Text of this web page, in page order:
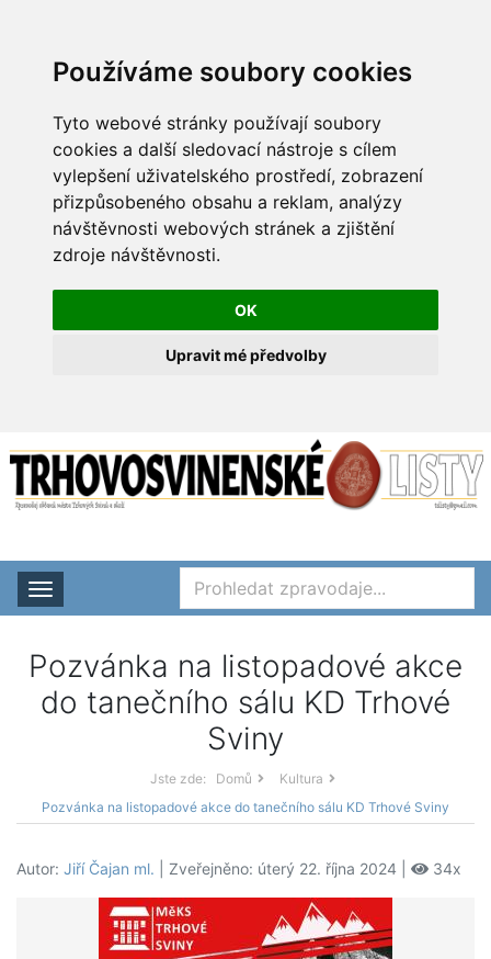
Používáme soubory cookies
Tyto webové stránky používají soubory
cookies a další sledovací nástroje s cílem
vylepšení uživatelského prostředí, zobrazení
přizpůsobeného obsahu a reklam, analýzy
návštěvnosti webových stránek a zjištění
zdroje návštěvnosti.
OK
Upravit mé předvolby
Rozbalit nabídku
Pozvánka na listopadové akce
do tanečního sálu KD Trhové
Sviny
Jste zde: Domů
Kultura
Pozvánka na listopadové akce do tanečního sálu KD Trhové Sviny
Autor: Jiří Čajan ml. | Zveřejněno: úterý 22. října 2024 | 34x